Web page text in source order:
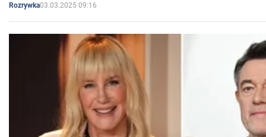
Rozrywka03.03.2025 09:16